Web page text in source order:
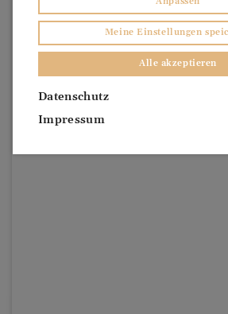
Meine Einstellungen
Alle akzeptieren
Datenschutz
Impressum